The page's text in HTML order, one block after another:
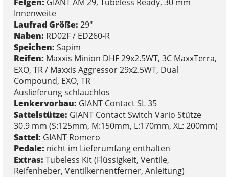
Innenweite
Laufrad Größe: 29"
Naben: RD02F / ED260-R
Speichen: Sapim
Reifen: Maxxis Minion DHF 29x2.5WT, 3C MaxxTerra,
EXO, TR / Maxxis Aggressor 29x2.5WT, Dual
Compound, EXO, TR
Auslieferung schlauchlos
Lenkervorbau: GIANT Contact SL 35
Sattelstütze: GIANT Contact Switch Vario Stütze
30.9 mm (S:125mm, M:150mm, L:170mm, XL: 200mm)
Sattel: GIANT Romero
Pedale: nicht im Lieferumfang enthalten
Extras: Tubeless Kit (Flüssigkeit, Ventile,
Reifenheber, Ventilkernentferner, Anleitung)